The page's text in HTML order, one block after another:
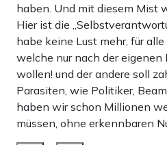
haben. Und mit diesem Mist
Hier ist die
habe keine Lust mehr, für
welche nur nach der eigenen
wollen! und der andere soll
Parasiten, wie Politiker,
haben wir schon Millionen
müssen, ohne erkennbaren